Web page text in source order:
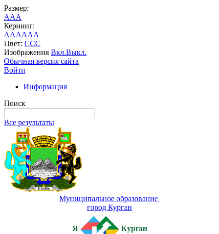
Размер:
AAA
Кернинг:
AAAAAA
Цвет: CCC
Изображения Вкл.Выкл.
Обычная версия сайта
Войти
Информация
Поиск
Все результаты
Муниципальное образование
город Курган
Я Курган